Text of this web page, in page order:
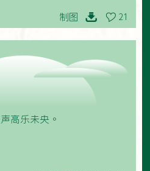
制图 21
高乐未央。